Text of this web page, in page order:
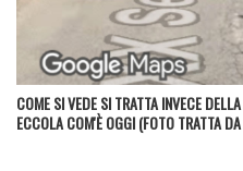
COME SI VEDE SI TRATTA INVECE
ECCOLA COM'È OGGI (FOTO TRATTA